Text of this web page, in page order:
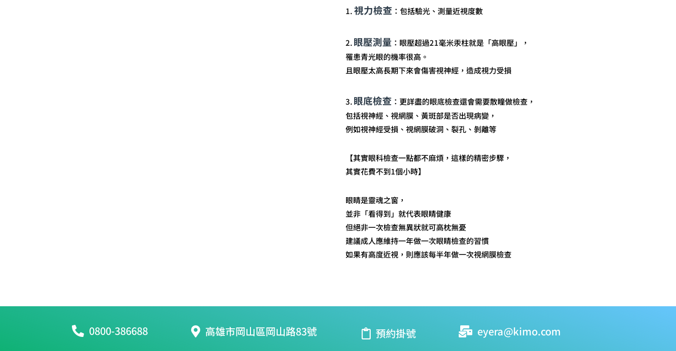
1.視力檢查 ：包括驗光、測量近視度數
2.眼壓測量 ：眼壓超過21毫米汞柱就是「高眼壓」，
罹患青光眼的機率很高。
且眼壓太高長期下來會傷害視神經，造成視力受損
3.眼底檢查 ：更詳盡的眼底檢查還會需要散瞳做檢查，
包括視神經、視網膜、黃斑部是否出現病變，
例如視神經受損、視網膜破洞、裂孔、剝離等
【其實眼科檢查一點都不麻煩，這樣的精密步驟，
其實花費不到1個小時】
眼睛是靈魂之窗，
並非「看得到」就代表眼睛健康
但絕非一次檢查無異狀就可高枕無憂
建議成人應維持一年做一次眼睛檢查的習慣
如果有高度近視，則應該每半年做一次視網膜檢查
0800-386688 高雄市岡山區岡山路83號 預約掛號 eyera@kimo.com